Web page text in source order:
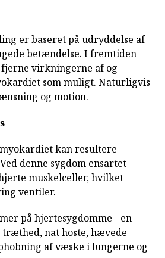
er baseret på udryddelse af
betændelse. I fremtiden
virkningerne af og
som muligt. Naturligvis
og motion.
kan resultere
denne sygdom ensartet
muskelceller, hvilket
ventiler.
på hjertesygdomme - en
nat hoste, hævede
af væske i lungerne og